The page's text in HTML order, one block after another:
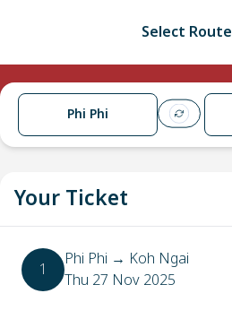
Select Route
Phi Phi
Your Ticket
1 Phi Phi → Koh Ngai
Thu 27 Nov 2025